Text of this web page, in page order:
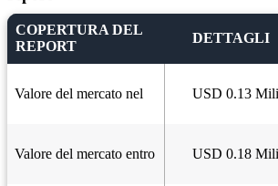
COPERTURA DEL
REPORT
DETTAGLI
Valore del mercato nel USD 0.13
Valore del mercato entro USD 0.18